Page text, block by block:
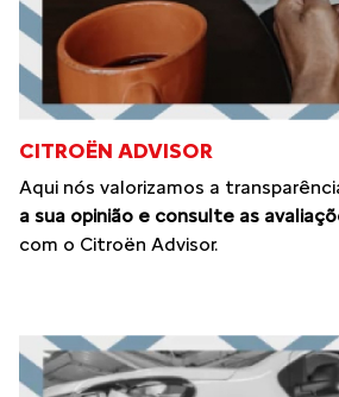
CITROËN ADVISOR
Aqui nós valorizamos a
a sua opinião e consulte as
com o Citroën Advisor.